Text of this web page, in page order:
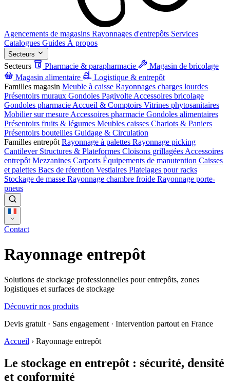
Agencements de magasins Rayonnages d'entrepôts Services
Catalogues Guides À propos
Secteurs
Secteurs Pharmacie & parapharmacie
Magasin de bricolage
Magasin alimentaire
Logistique & entrepôt
Familles magasin Meuble à caisse Rayonnages charges lourdes
Présentoirs muraux Gondoles Pagivolte Accessoires bricolage
Gondoles pharmacie Accueil & Comptoirs Vitrines phytosanitaires
Mobilier sur mesure Accessoires pharmacie Gondoles alimentaires
Présentoirs fruits & légumes Meubles caisses Chariots & Paniers
Présentoirs bouteilles Guidage & Circulation
Familles entrepôt Rayonnage à palettes Rayonnage picking
Cantilever Structures & Plateformes Cloisons grillagées Accessoires
entrepôt Mezzanines Carports Équipements de manutention Caisses
et palettes Bacs de rétention Vestiaires Platelages pour racks
Stockage de masse Rayonnage chambre froide Rayonnage porte-
pneus
Contact
Rayonnage entrepôt
Solutions de stockage professionnelles pour entrepôts, zones
logistiques et surfaces de stockage
Découvrir nos produits
Devis gratuit · Sans engagement · Intervention partout en France
Accueil › Rayonnage entrepôt
Le stockage en entrepôt : sécurité, densité
et conformité